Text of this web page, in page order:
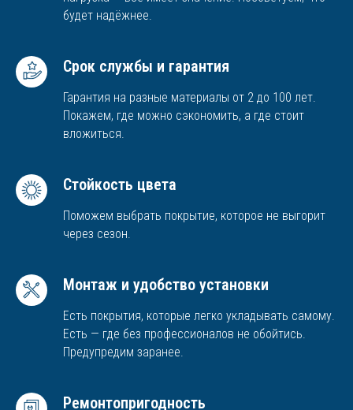
будет надёжнее.
Срок службы и гарантия
Гарантия на разные материалы от 2 до 100 лет.
Покажем, где можно сэкономить, а где стоит
вложиться.
Стойкость цвета
Поможем выбрать покрытие, которое не выгорит
через сезон.
Монтаж и удобство установки
Есть покрытия, которые легко укладывать самому.
Есть — где без профессионалов не обойтись.
Предупредим заранее.
Ремонтопригодность